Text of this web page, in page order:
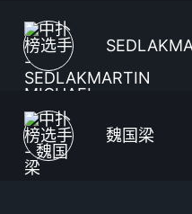
魏国梁